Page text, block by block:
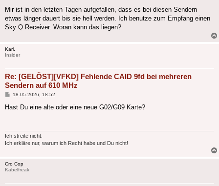
Mir ist in den letzten Tagen aufgefallen, dass es bei diesen Sendern
etwas länger dauert bis sie hell werden. Ich benutze zum Empfang einen
Sky Q Receiver. Woran kann das liegen?
Karl.
Insider
Re: [GELÖST][VFKD] Fehlende CAID 9fd bei mehreren
Sendern auf 610 MHz
Beitrag
18.05.2026, 18:52
Hast Du eine alte oder eine neue G02/G09 Karte?
Ich streite nicht.
Ich erkläre nur, warum ich Recht habe und Du nicht!
Cro Cop
Kabelfreak